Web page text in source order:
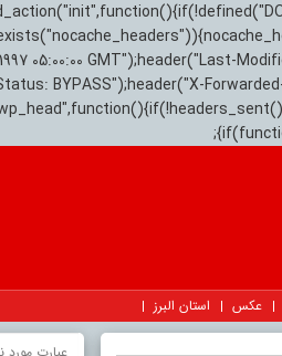
05:00:00 GMT");header("Last-
BYPASS");header("X-
عکس استان البرز